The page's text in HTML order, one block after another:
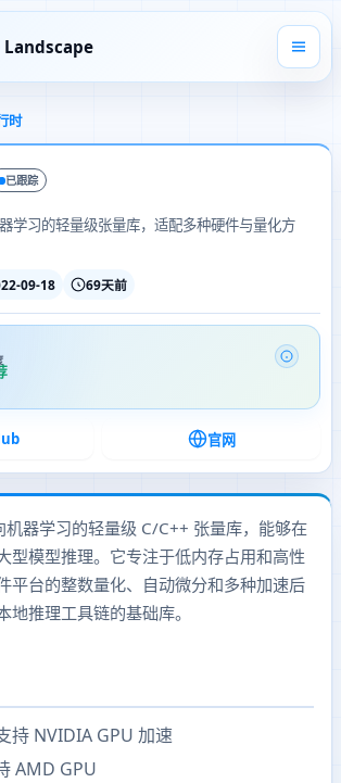
时
已跟踪
学习的轻量级张量库，适配多种硬件与量化方
09-18 69天前
官网
器学习的轻量级 C/C++ 张量库，能够在
型模型推理。它专注于低内存占用和高性
平台的整数量化、自动微分和多种加速后
地推理工具链的基础库。
持 NVIDIA GPU 加速
AMD GPU